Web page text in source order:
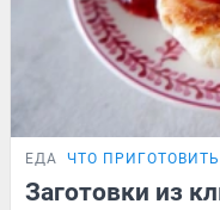
ЕДА ЧТО ПРИГОТОВИТЬ
Заготовки из